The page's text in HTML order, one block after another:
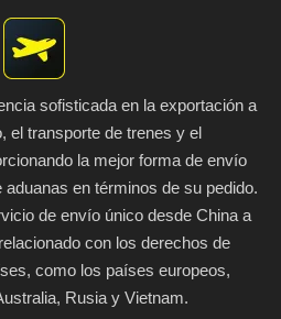
sofisticada en la exportación a
el transporte de trenes y el
la mejor forma de envío
en términos de su pedido.
de envío único desde China a
con los derechos de
como los países europeos,
Rusia y Vietnam.